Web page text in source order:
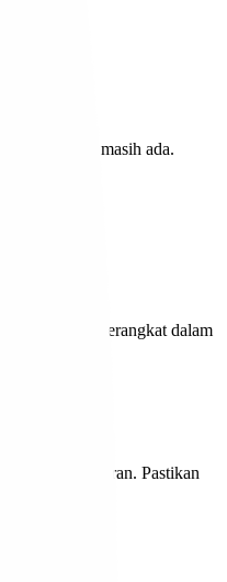
jika masih ada.
getaran.
Pastikan perangkat dalam
dan getaran. Pastikan